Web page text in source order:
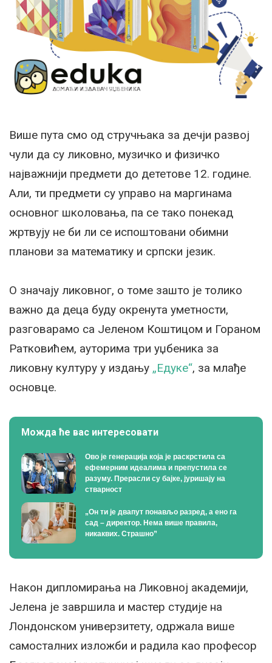
Више пута смо од стручњака за дечји развој
чули да су ликовно, музичко и физичко
најважнији предмети до дететове 12. године.
Али, ти предмети су управо на маргинама
основног школовања, па се тако понекад
жртвују не би ли се испоштовани обимни
планови за математику и српски језик.
О значају ликовног, о томе зашто је толико
важно да деца буду окренута уметности,
разговарамо са Јеленом Коштицом и Гораном
Ратковићем, ауторима три уџбеника за
ликовну културу у издању „Едуке“, за млађе
основце.
Можда ће вас интересовати
Ово је генерација која је раскрстила са
ефемерним идеалима и препустила се
разуму. Прерасли су бајке, јуришају на
стварност
„Он ти је двапут понављо разред, а ено га
сад – директор. Нема више правила,
никаквих. Страшно”
Након дипломирања на Ликовној академији,
Јелена је завршила и мастер студије на
Лондонском универзитету, одржала више
самосталних изложби и радила као професор